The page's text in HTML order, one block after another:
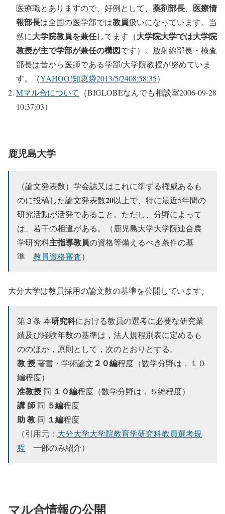
医療職とありますので、好例として、 薬剤部長、 医療情
報部長は全国の医学部では教員扱いになっています。当
然に大学院教員を兼任してます（大学院大学では大学院
教授が主で学部が兼任の構図です）。放射線部長・検査
部長は昔から医師である学部/大学院教授が努めていま
す。（YAHOO!知恵袋2013/5/2408:58:35）
Mマル合について （BIGLOBEなんでも相談室2006-09-28
10:37:03）
鹿児島大学
（論文発表数）学会誌又はこれに準ずる権威あるも
のに投稿した論文発表数20以上で、特に最近5年間の
研究活動が活発であること。ただし、分野によって
は、若干の相違がある。（鹿児島大学大学院連合農
学研究科主指導教員の資格等備えるべき条件の基
準 教員資格審査）
大分大学は教員採用の論文数の基準を公開しています。
第３条 本研究科における教員の選考に必要な研究業
績及び経験年数の基準は，法人規程別表に定めるも
ののほか，原則として，次のとおりとする。
教 授著書・学術論文 ２０編程度（数学分野は，１０
編程度）
准教授 同 １０編程度（数学分野は，５編程度）
講 師 同 ５編程度
助 教 同 １編程度
（引用元： 大分大学大学院教育学研究科教員選考規
程 一部のみ紹介）
マル合情報の公開